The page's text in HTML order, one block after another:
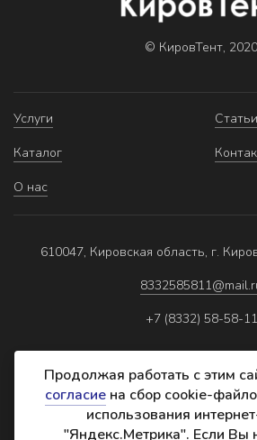
© КировТент, 2020
Услуги
Каталог
О нас
Статьи
610047, Кировская область, г.
+7 (8332) 58-58-11
Политика обработки
Продолжая работать с этим
согласие на сбор cookie-
использования
"Яндекс.Метрика". Если Вы